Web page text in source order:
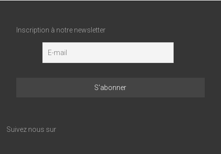
Inscription à notre newsletter
Suivez nous sur